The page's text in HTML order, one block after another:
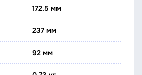
172.5 мм
237 мм
92 мм